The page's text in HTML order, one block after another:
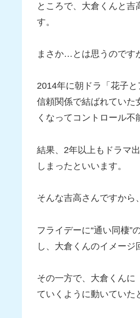
ところで、大倉くんと
す。
まさか…とは思うのです
2014年に朝ドラ「花子
信頼関係で結ばれていた
くなってコントロール不
結果、2年以上もドラマ
しまったといいます。
そんな吉高さんですから
フライデーに“通い同棲
し、大倉くんのイメージ
その一方で、大倉くんに
ていくように動いていた